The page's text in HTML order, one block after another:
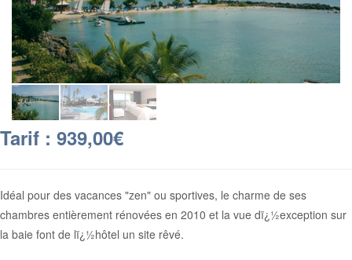
Tarif : 939,00€
Idéal pour des vacances "zen" ou sportives, le charme de ses
chambres entièrement rénovées en 2010 et la vue dï¿½exception sur
la baie font de lï¿½hôtel un site rêvé.